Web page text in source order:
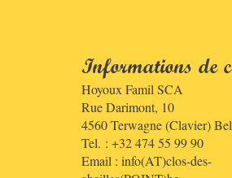
Informations de
Hoyoux Famil SCA
Rue Darimont, 10
4560Terwagne (Clavier)
Tel. : +32 474 55 99 90
Email : info(AT)clos-des-